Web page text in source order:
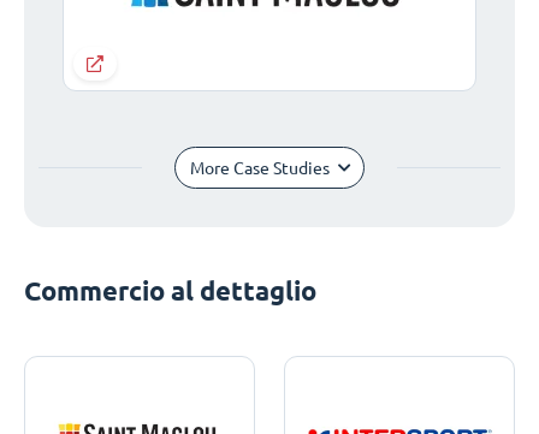
More Case Studies
Commercio al dettaglio